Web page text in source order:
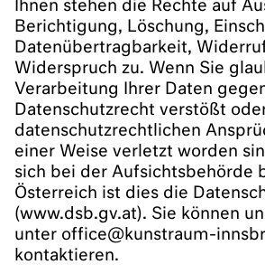
Ihnen stehen die Rechte auf
Berichtigung, Löschung,
Datenübertragbarkeit,
Widerspruch zu. Wenn Sie
Verarbeitung Ihrer Daten
Datenschutzrecht verstößt
datenschutzrechtlichen
einer Weise verletzt worden
sich bei der Aufsichtsbehörde
Österreich ist dies die
(www.dsb.gv.at). Sie können
unter office@kunstraum-
kontaktieren.